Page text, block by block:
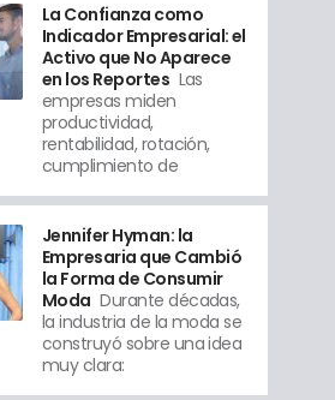
La Confianza como
Indicador Empresarial: el
Activo que No Aparece
en los Reportes Las
empresas miden
productividad,
rentabilidad, rotación,
cumplimiento de
Jennifer Hyman: la
Empresaria que Cambió
la Forma de Consumir
Moda Durante décadas,
la industria de la moda se
construyó sobre una idea
muy clara: